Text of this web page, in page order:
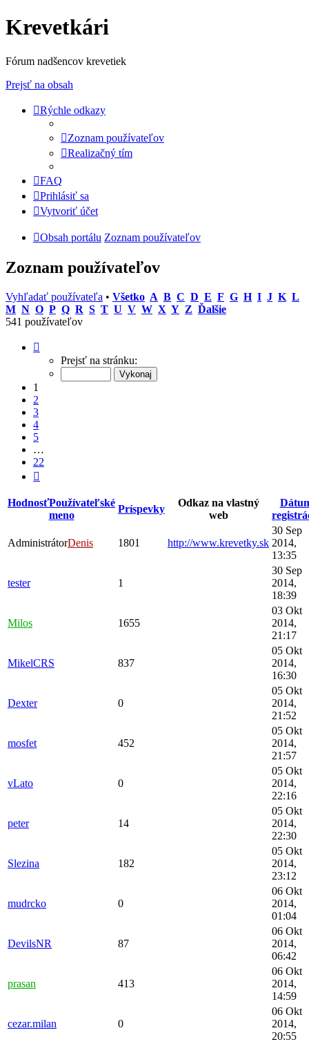
Krevetkári
Fórum nadšencov krevetiek
Prejsť na obsah
Rýchle odkazy
Zoznam používateľov
Realizačný tím
FAQ
Prihlásiť sa
Vytvoriť účet
Obsah portálu Zoznam používateľov
Zoznam používateľov
Vyhľadať používateľa • Všetko A B C D E F G H I J K L
M N O P Q R S T U V W X Y Z Ďalšie
541 používateľov
Prejsť na stránku:
1
2
3
4
5
…
22
HodnosťPoužívateľské
meno
Príspevky
Odkaz na vlastný
web
AdministrátorDenis 1801 http://www.krevetky.sk
30 Sep
2014,
13:35
tester 1
30 Sep
2014,
18:39
Milos 1655
03 Okt
2014,
21:17
MikelCRS 837
05 Okt
2014,
16:30
Dexter 0
05 Okt
2014,
21:52
mosfet 452
05 Okt
2014,
21:57
vLato 0
05 Okt
2014,
22:16
peter 14
05 Okt
2014,
22:30
Slezina 182
05 Okt
2014,
23:12
mudrcko 0
06 Okt
2014,
01:04
DevilsNR 87
06 Okt
2014,
06:42
prasan 413
06 Okt
2014,
14:59
cezar.milan 0
06 Okt
2014,
20:55